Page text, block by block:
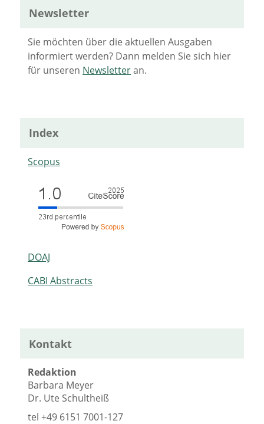
Newsletter
Sie möchten über die aktuellen Ausgaben
informiert werden? Dann melden Sie sich hier
für unseren Newsletteran.
Index
Scopus
DOAJ
CABI Abstracts
Kontakt
Redaktion
Barbara Meyer
Dr. Ute Schultheiß
tel+49 6151 7001-127